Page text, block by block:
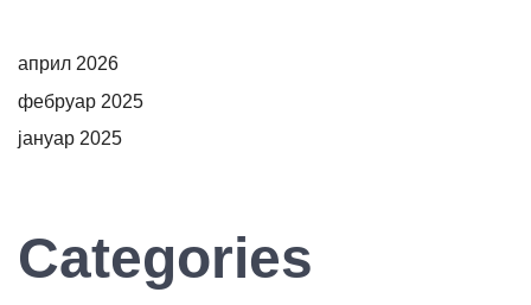
април 2026
фебруар 2025
јануар 2025
Categories